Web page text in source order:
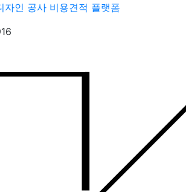
자인 공사 비용견적 플랫폼